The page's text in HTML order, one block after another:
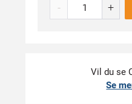
- +
Vil du se
Se